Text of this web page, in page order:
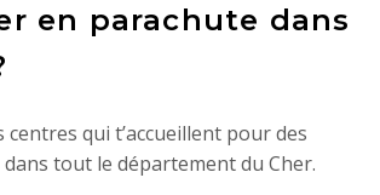
en parachute dans
centres qui t’accueillent pour des
tout le département du Cher.